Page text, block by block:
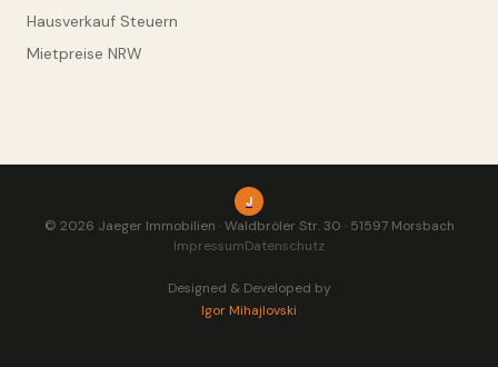
Hausverkauf Steuern
Mietpreise NRW
J
© 2026 Jaeger Immobilien · Waldbröler Str. 30 · 51597 Morsbach
ImpressumDatenschutz
Designed & Developed by
Igor Mihajlovski